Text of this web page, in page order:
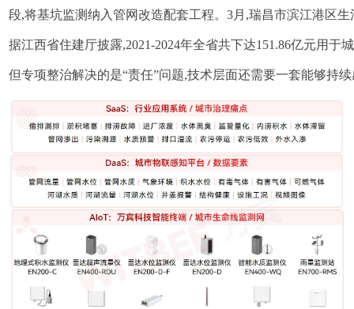
段,将基坑监测纳入管网改造配套工程。3月,瑞昌市滨江港区
据江西省住建厅披露,2021-2024年全省共下达151.86亿元用
但专项整治解决的是“责任”问题,技术层面还需要一套能够持